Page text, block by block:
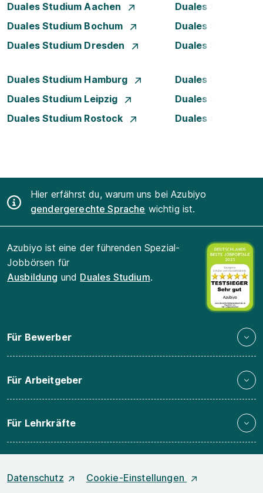
Duales Studium Aachen
Duales Studium
Duales Studium Bochum
Duales Studium
Duales Studium Dresden
Duales Studium
Duales Studium Hamburg
Duales Studium
Duales Studium Leipzig
Duales Studium
Duales Studium Rostock
Duales Studium
Hier erfährst du, warum uns bei Azubiyo
gendergerechte Sprache wichtig ist.
Azubiyo ist eine der führenden Spezial-
Jobbörsen für
Ausbildung und Duales Studium.
Für Bewerber
Für Arbeitgeber
Für Lehrkräfte
Datenschutz
Cookie-Einstellungen